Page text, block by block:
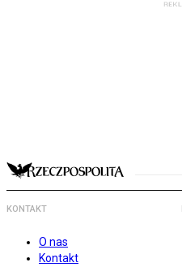
KONTAKT
O nas
Kontakt